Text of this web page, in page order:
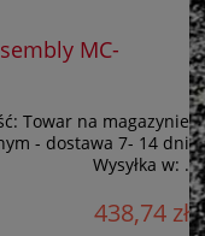
MC-
Towar na magazynie
- dostawa 7- 14 dni
Wysyłka w: .
438,74 zł